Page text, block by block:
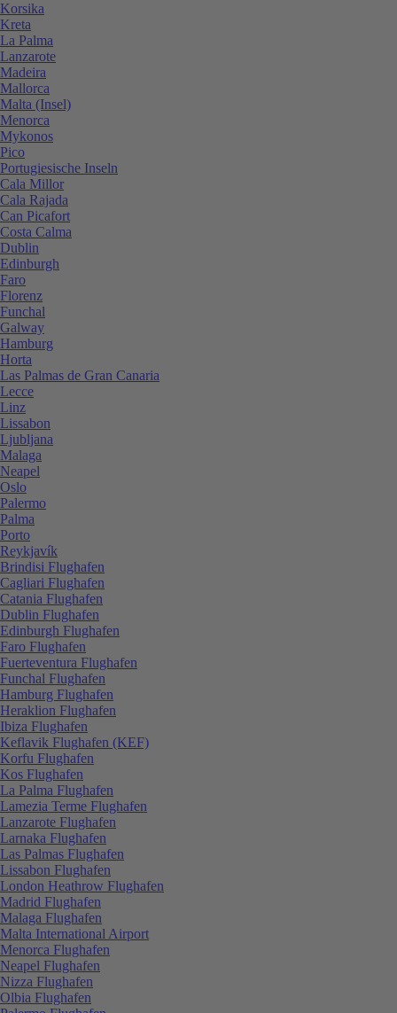
Korsika
Kreta
La Palma
Lanzarote
Madeira
Mallorca
Malta (Insel)
Menorca
Mykonos
Pico
Portugiesische Inseln
Cala Millor
Cala Rajada
Can Picafort
Costa Calma
Dublin
Edinburgh
Faro
Florenz
Funchal
Galway
Hamburg
Horta
Las Palmas de Gran Canaria
Lecce
Linz
Lissabon
Ljubljana
Malaga
Neapel
Oslo
Palermo
Palma
Porto
Reykjavík
Brindisi Flughafen
Cagliari Flughafen
Catania Flughafen
Dublin Flughafen
Edinburgh Flughafen
Faro Flughafen
Fuerteventura Flughafen
Funchal Flughafen
Hamburg Flughafen
Heraklion Flughafen
Ibiza Flughafen
Keflavik Flughafen (KEF)
Korfu Flughafen
Kos Flughafen
La Palma Flughafen
Lamezia Terme Flughafen
Lanzarote Flughafen
Larnaka Flughafen
Las Palmas Flughafen
Lissabon Flughafen
London Heathrow Flughafen
Madrid Flughafen
Malaga Flughafen
Malta International Airport
Menorca Flughafen
Neapel Flughafen
Nizza Flughafen
Olbia Flughafen